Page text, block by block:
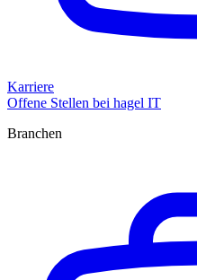
Karriere
Offene Stellen bei hagel IT
Branchen